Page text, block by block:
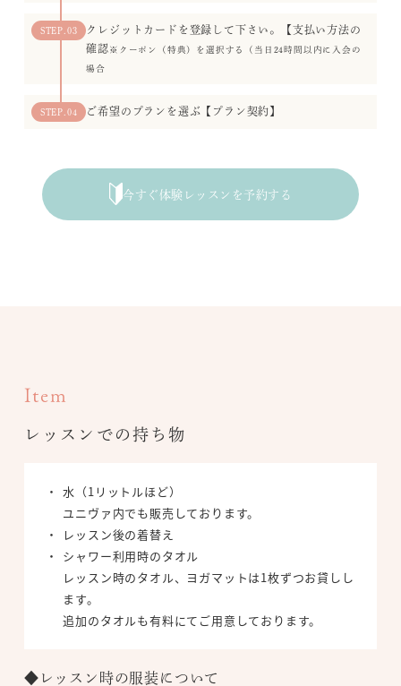
STEP.03
クレジットカードを登録して下さい。【支払い方法の
確認 ※クーポン（特典）を選択する（当日24時間以内に入会の
場合
STEP.04 ご希望のプランを選ぶ【プラン契約】
今すぐ体験レッスンを予約する
Item
レッスンでの持ち物
水（1リットルほど）
ユニヴァ内でも販売しております。
レッスン後の着替え
シャワー利用時のタオル
レッスン時のタオル、ヨガマットは1枚ずつお貸しし
ます。
追加のタオルも有料にてご用意しております。
◆レッスン時の服装について